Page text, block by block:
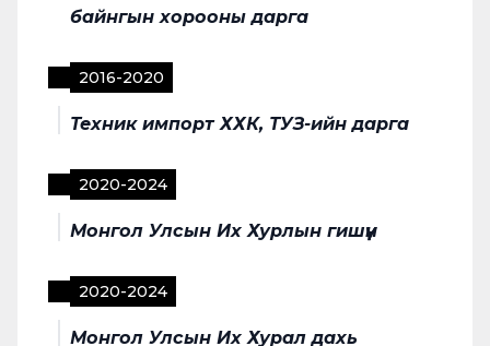
байнгын хорооны дарга
2016-2020
Техник импорт ХХК, ТУЗ-ийн дарга
2020-2024
Монгол Улсын Их Хурлын гишүүн
2020-2024
Монгол Улсын Их Хурал дахь